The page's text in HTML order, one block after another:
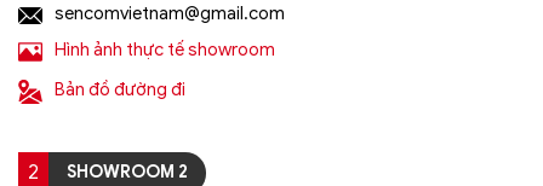
sencomvietnam@gmail.com
Hình ảnh thực tế showroom
Bản đồ đường đi
2 SHOWROOM 2